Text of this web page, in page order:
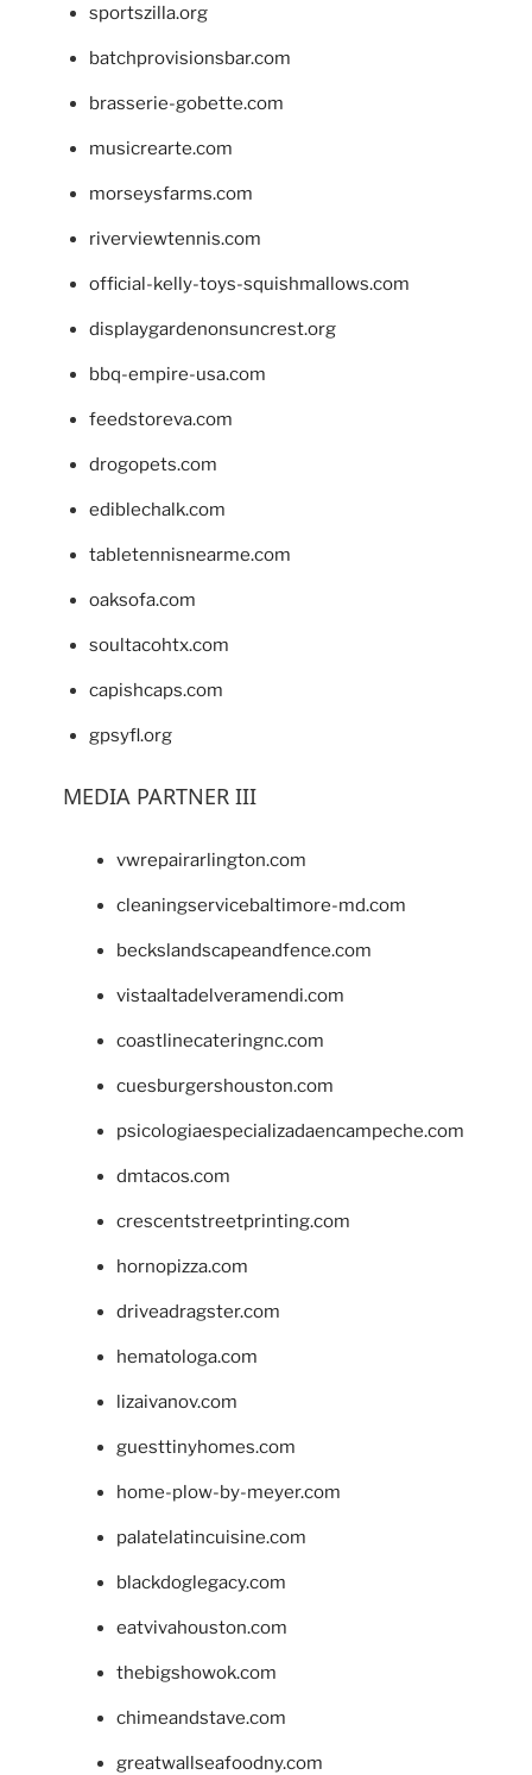
sportszilla.org
batchprovisionsbar.com
brasserie-gobette.com
musicrearte.com
morseysfarms.com
riverviewtennis.com
official-kelly-toys-squishmallows.com
displaygardenonsuncrest.org
bbq-empire-usa.com
feedstoreva.com
drogopets.com
ediblechalk.com
tabletennisnearme.com
oaksofa.com
soultacohtx.com
capishcaps.com
gpsyfl.org
MEDIA PARTNER III
vwrepairarlington.com
cleaningservicebaltimore-md.com
beckslandscapeandfence.com
vistaaltadelveramendi.com
coastlinecateringnc.com
cuesburgershouston.com
psicologiaespecializadaencampeche.com
dmtacos.com
crescentstreetprinting.com
hornopizza.com
driveadragster.com
hematologa.com
lizaivanov.com
guesttinyhomes.com
home-plow-by-meyer.com
palatelatincuisine.com
blackdoglegacy.com
eatvivahouston.com
thebigshowok.com
chimeandstave.com
greatwallseafoodny.com